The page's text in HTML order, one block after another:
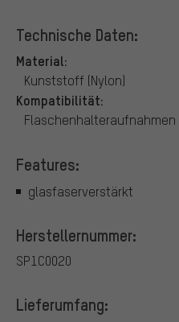
Technische Daten:
Material:
Kunststoff (Nylon)
Kompatibilität:
Flaschenhalteraufnahmen
Features:
glasfaserverstärkt
Herstellernummer:
SP1C0020
Lieferumfang: